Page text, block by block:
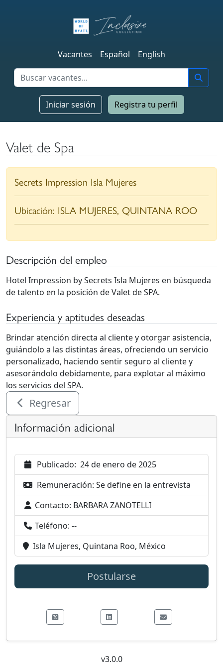
Vacantes Español English
Iniciar sesión Registra tu perfil
Valet de Spa
Secrets Impression Isla Mujeres
Ubicación: ISLA MUJERES, QUINTANA ROO
Descripción del empleo
Hotel Impression by Secrets Isla Mujeres en búsqueda
de talento en la posición de Valet de SPA.
Experiencia y aptitudes deseadas
Brindar atención directa al cliente y otorgar asistencia,
guiándolo a las distintas áreas, ofreciendo un servicio
personalizado, haciendo sentir seguro al cliente y
asesorándolo debidamente, para explotar al máximo
los servicios del SPA.
Regresar
Información adicional
Publicado: 24 de enero de 2025
Remuneración: Se define en la entrevista
Contacto: BARBARA ZANOTELLI
Teléfono: --
Isla Mujeres, Quintana Roo, México
Postularse
v3.0.0